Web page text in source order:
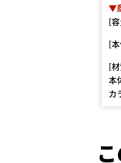
▼
[
[
[
本
カ